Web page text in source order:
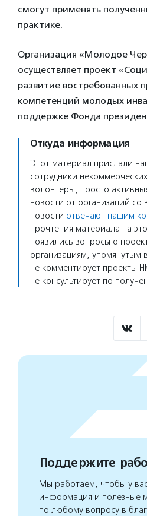
смогут применять
практике.
Организация «Молодое
осуществляет проект
развитие востребованных
компетенций молодых
поддержке Фонда
Откуда информация
Этот материал прислали
сотрудники
волонтеры, просто
новости от организаций со
новости отвечают нашим
прочтения материала на
появились вопросы о
организациям, упомянутым
не комментирует проекты
не консультирует по
Поддержите
Мы работаем, чтобы у
информация и полезные
по любому вопросу в